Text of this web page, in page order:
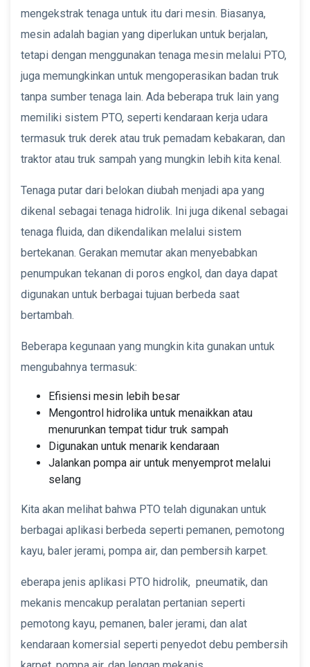
mengekstrak tenaga untuk itu dari mesin. Biasanya,
mesin adalah bagian yang diperlukan untuk berjalan,
tetapi dengan menggunakan tenaga mesin melalui PTO,
juga memungkinkan untuk mengoperasikan badan truk
tanpa sumber tenaga lain. Ada beberapa truk lain yang
memiliki sistem PTO, seperti kendaraan kerja udara
termasuk truk derek atau truk pemadam kebakaran, dan
traktor atau truk sampah yang mungkin lebih kita kenal.
Tenaga putar dari belokan diubah menjadi apa yang
dikenal sebagai tenaga hidrolik. Ini juga dikenal sebagai
tenaga fluida, dan dikendalikan melalui sistem
bertekanan. Gerakan memutar akan menyebabkan
penumpukan tekanan di poros engkol, dan daya dapat
digunakan untuk berbagai tujuan berbeda saat
bertambah.
Beberapa kegunaan yang mungkin kita gunakan untuk
mengubahnya termasuk:
Efisiensi mesin lebih besar
Mengontrol hidrolika untuk menaikkan atau
menurunkan tempat tidur truk sampah
Digunakan untuk menarik kendaraan
Jalankan pompa air untuk menyemprot melalui
selang
Kita akan melihat bahwa PTO telah digunakan untuk
berbagai aplikasi berbeda seperti pemanen, pemotong
kayu, baler jerami, pompa air, dan pembersih karpet.
eberapa jenis aplikasi PTO hidrolik, pneumatik, dan
mekanis mencakup peralatan pertanian seperti
pemotong kayu, pemanen, baler jerami, dan alat
kendaraan komersial seperti penyedot debu pembersih